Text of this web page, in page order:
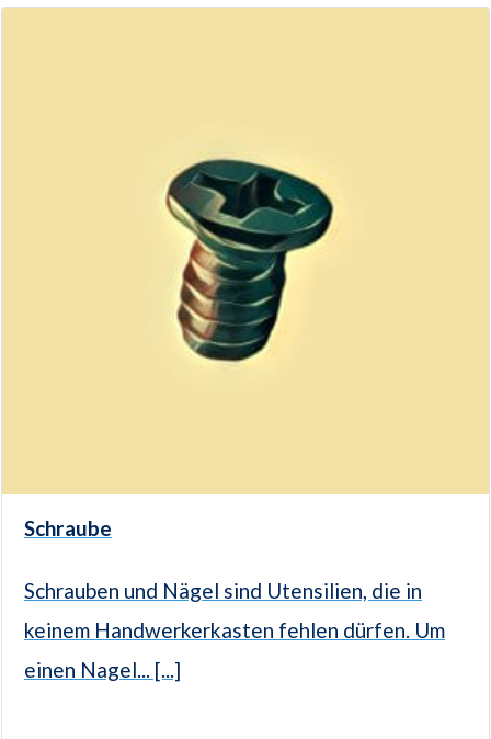
Schraube
Schrauben und Nägel sind Utensilien, die in
keinem Handwerkerkasten fehlen dürfen. Um
einen Nagel... [...]